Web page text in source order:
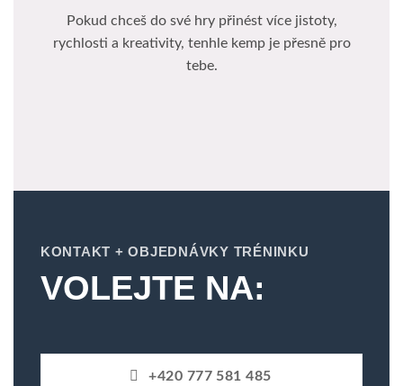
Pokud chceš do své hry přinést více jistoty,
rychlosti a kreativity, tenhle kemp je přesně pro
tebe.
KONTAKT + OBJEDNÁVKY TRÉNINKU
VOLEJTE NA:
+420 777 581 485